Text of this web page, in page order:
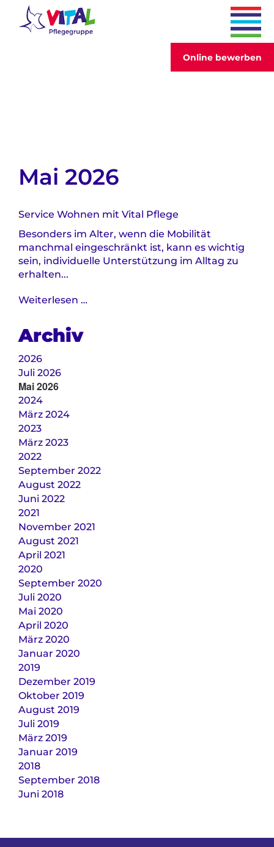
Online bewerben
Mai 2026
Service Wohnen mit Vital Pflege
Besonders im Alter, wenn die Mobilität
manchmal eingeschränkt ist, kann es wichtig
sein, individuelle Unterstützung im Alltag zu
erhalten...
Weiterlesen …Service
Archiv
2026
Juli 2026
Mai 2026
2024
März 2024
2023
März 2023
2022
September 2022
August 2022
Juni 2022
2021
November 2021
August 2021
April 2021
2020
September 2020
Juli 2020
Mai 2020
April 2020
März 2020
Januar 2020
2019
Dezember 2019
Oktober 2019
August 2019
Juli 2019
März 2019
Januar 2019
2018
September 2018
Juni 2018